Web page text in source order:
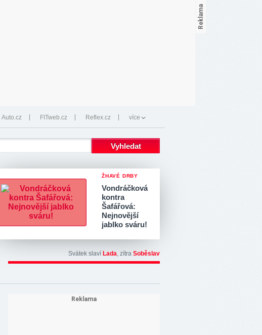
Auto.cz FITweb.cz Reflex.cz více
ŽHAVÉ DRBY
Vondráčková
kontra
Šafářová:
Nejnovější
jablko sváru!
Svátek slaví Lada, zítra Soběslav